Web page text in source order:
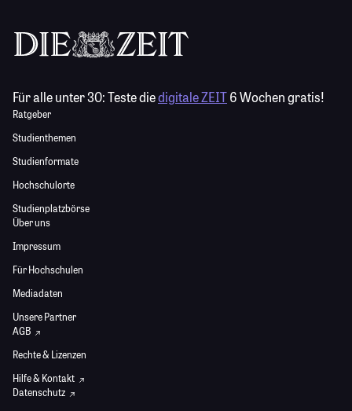
Für alle unter 30:Teste diedigitale ZEIT6 Wochen gratis!
Ratgeber
Studienthemen
Studienformate
Hochschulorte
Studienplatzbörse
Über uns
Impressum
Für Hochschulen
Mediadaten
Unsere Partner
AGB
Rechte & Lizenzen
Hilfe & Kontakt
Datenschutz